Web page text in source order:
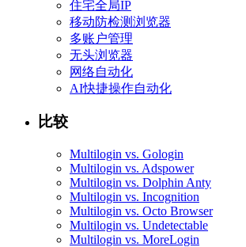
住宅全局IP
移动防检测浏览器
多账户管理
无头浏览器
网络自动化
AI快捷操作自动化
比较
Multilogin vs. Gologin
Multilogin vs. Adspower
Multilogin vs. Dolphin Anty
Multilogin vs. Incognition
Multilogin vs. Octo Browser
Multilogin vs. Undetectable
Multilogin vs. MoreLogin